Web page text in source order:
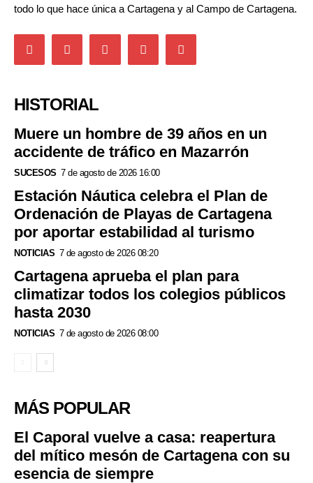
todo lo que hace única a Cartagena y al Campo de Cartagena.
HISTORIAL
Muere un hombre de 39 años en un
accidente de tráfico en Mazarrón
SUCESOS 7 de agosto de 2026 16:00
Estación Náutica celebra el Plan de
Ordenación de Playas de Cartagena
por aportar estabilidad al turismo
NOTICIAS 7 de agosto de 2026 08:20
Cartagena aprueba el plan para
climatizar todos los colegios públicos
hasta 2030
NOTICIAS 7 de agosto de 2026 08:00
MÁS POPULAR
El Caporal vuelve a casa: reapertura
del mítico mesón de Cartagena con su
esencia de siempre